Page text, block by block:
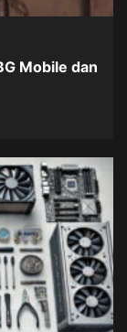
Mobile dan